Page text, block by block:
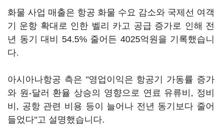
화물 사업 매출은 항공 화물 수요 감소와 국제선 여객
기 운항 확대로 인한 벨리 카고 공급 증가로 인해 전
년 동기 대비 54.5% 줄어든 4025억원을 기록했습니
다.
아시아나항공 측은 "영업이익은 항공기 가동률 증가
와 원-달러 환율 상승의 영향으로 연료 유류비, 정비
비, 공항 관련 비용 등이 늘어나 전년 동기보다 줄어
들었다"고 설명했습니다.